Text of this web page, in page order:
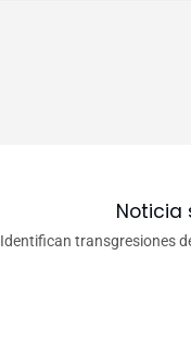
Noticia
Identifican transgresiones